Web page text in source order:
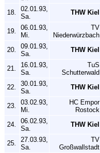
18.
02.01.93,
Sa.
THW Kiel
19.
06.01.93,
Mi.
TV
Niederwürzbach
20.
09.01.93,
Sa.
THW Kiel
21.
16.01.93,
Sa.
TuS
Schutterwald
22.
30.01.93,
Sa.
THW Kiel
23.
03.02.93,
Mi.
HC Empor
Rostock
24.
06.02.93,
Sa.
THW Kiel
25.
27.03.93,
Sa.
TV
Großwallstadt